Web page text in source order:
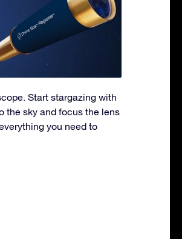
Start stargazing with
the sky and focus the lens
you need to